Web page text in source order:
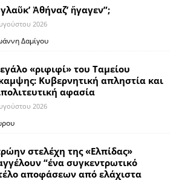
γλαῦκ’ Ἀθήναζ’ ἤγαγεν”;
2026
Δαμίγου
«ριφιφί» του Ταμείου
Κυβερνητική απληστία και
αφασία
2026
στελέχη της «Ελπίδας»
“ένα συγκεντρωτικό
αποφάσεων από ελάχιστα